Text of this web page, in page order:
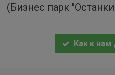
(Бизнес парк
Как к нам